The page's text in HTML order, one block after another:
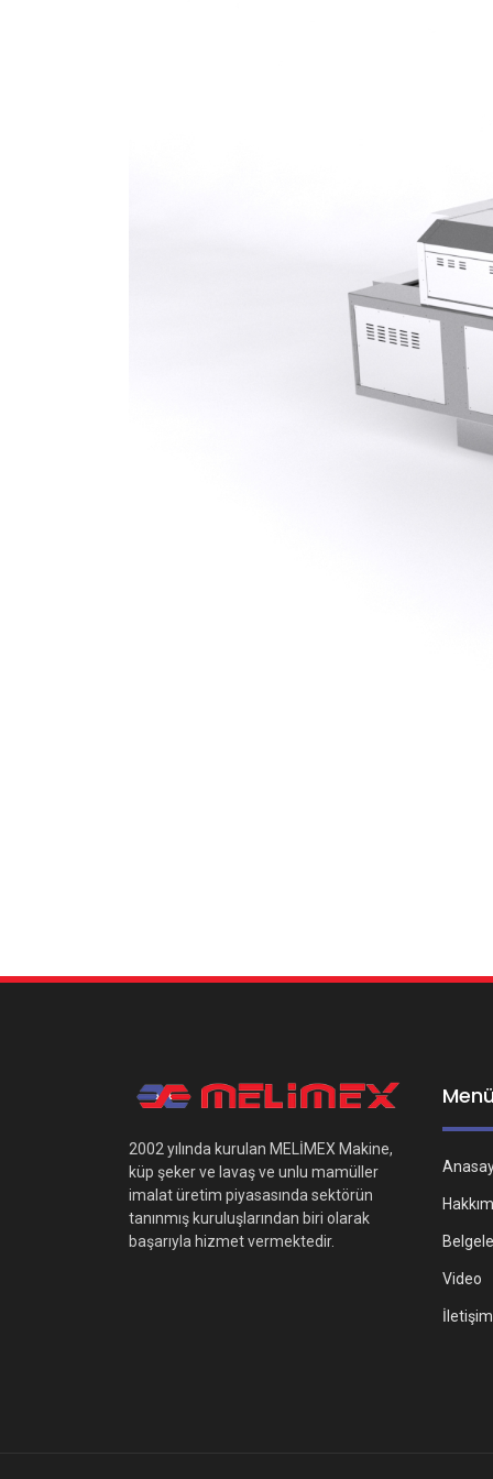
2002 yılında kurulan MELİMEX Makine,
küp şeker ve lavaş ve unlu mamüller
imalat üretim piyasasında sektörün
tanınmış kuruluşlarından biri olarak
başarıyla hizmet vermektedir.
Video
İletişim